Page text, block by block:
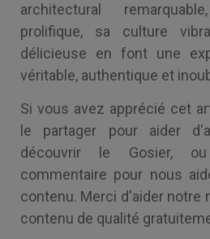
architectural
prolifique, sa culture
délicieuse en font une
véritable, authentique et
Si vous avez apprécié cet
le partager pour aider
découvrir le Gosier,
commentaire pour nous
contenu. Merci d'aider notre
contenu de qualité